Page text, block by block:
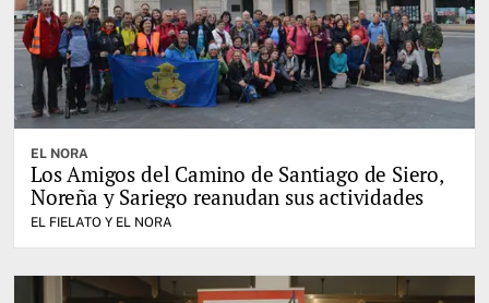
EL NORA
Los Amigos del Camino de Santiago de Siero,
Noreña y Sariego reanudan sus actividades
EL FIELATO Y EL NORA